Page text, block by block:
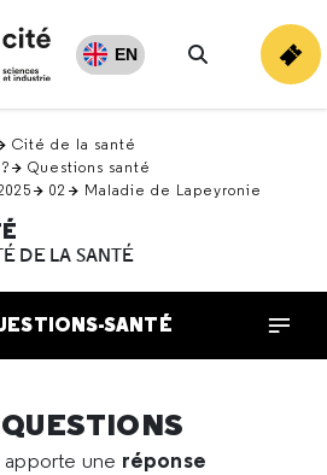
EN
Rechercher
Cité de la santé
Questions santé
02 Maladie de Lapeyronie
DE LA SANTÉ
SANTÉ
une réponse